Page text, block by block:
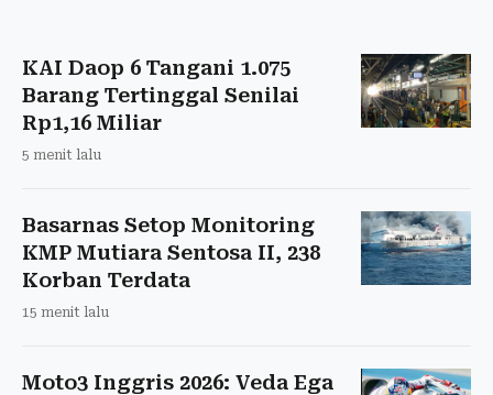
KAI Daop 6 Tangani 1.075
Barang Tertinggal Senilai
Rp1,16 Miliar
5 menit lalu
Basarnas Setop Monitoring
KMP Mutiara Sentosa II, 238
Korban Terdata
15 menit lalu
Moto3 Inggris 2026: Veda Ega